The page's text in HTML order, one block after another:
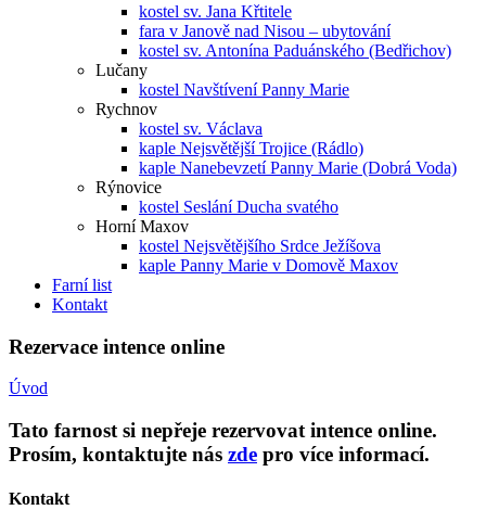
kostel sv. Jana Křtitele
fara v Janově nad Nisou – ubytování
kostel sv. Antonína Paduánského (Bedřichov)
Lučany
kostel Navštívení Panny Marie
Rychnov
kostel sv. Václava
kaple Nejsvětější Trojice (Rádlo)
kaple Nanebevzetí Panny Marie (Dobrá Voda)
Rýnovice
kostel Seslání Ducha svatého
Horní Maxov
kostel Nejsvětějšího Srdce Ježíšova
kaple Panny Marie v Domově Maxov
Farní list
Kontakt
Rezervace intence online
Úvod
Tato farnost si nepřeje rezervovat intence online.
Prosím, kontaktujte nás zde pro více informací.
Kontakt